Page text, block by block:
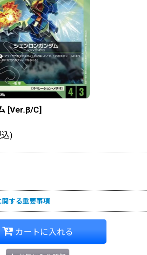
[Ver.β/C]
)
関する重要事項
カートに入れる